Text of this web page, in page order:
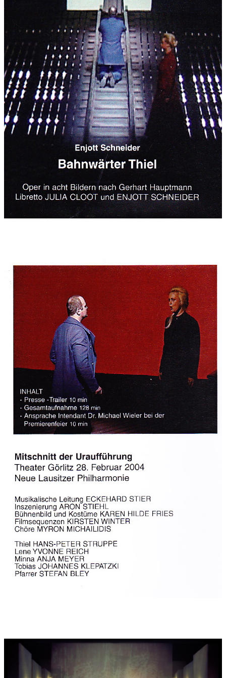
VII/1: Thiels Wahn und Verzweiflung (Thiel, Minna)
VII/2: Tobias ist tot. Übergabe des Leichnams (Tutti)
VII/3: Thiel ohnmächtig im Krankenbett (Thiel, Lene)
Tableau symphonique Nr. 8 ("Mondnacht")
8. Bild:
VIII/1: Lene und ihr Kind ermordet! (Pfarrer, Chor)VIII/2: Thiel
auf den Schienen - irr geworden (Thiel, Chor)VIII/3: Thiel in der
Irrenanstalt (Thiel, 2 Wärter, Chor)
Dauer:145 Minuten
Notenausgabe:Schott Musik International , 51 289 , 2003
Besetzung:Thiele: hoher Bariton
Lene: dramatischer Sopran
Minna: lyrischer Sopran
Tobias: Kind (Sprech- und Volksliedstimme)
Dorfleute, Gendarmerie, Anstaltswärter:
Frau 1: Alt
Frau 2: Mezzosopran
Mann 1: Tenor
Mann 2: Bariton
großes Streichorchester
-------------------------------------------------------
Dazu ad libitum: Projektionen von bewegtem und stehendem
Bild (Zuspiel DVD mit Originalsequenzen der
Experimentalfilmerin Kirsten Winter über Schott International
erhältlich); sowie ad libitum Zuspielung von Sounddesign
(Atmospähren, Geräuschen u.a.)
Vorwort:Szenische Anmerkungen
Die Oper benötigt eigentlich nur drei angedeutete Spielstätten
auf der Bühne:
- vor/in Kirche (vor der Kirche wäre der Friedhof)
- vor/in Bahnwärterhäuschen (vor dem Häuschen wären
Schienen, Schranke, Acker)
- vor/in Thiels Wohnung (vor der Wohnung wäre "das Dorf")
Wichtig ist eine großflächige Projektionsmöglichkeit auf der
Bühne, um die Naturvisionen während der "tableaux
symphoniques" und auch den Bereich des
Bahnwärterhäuschens mit endlosen Schienen, endlosem Wald
und der Spinne von Telegraphendrähten visualisieren zu
Zur Einfühlung für Darsteller, Regie, Ausstattung, Kostüme
werden die Personencharakterisierungen in der urtextlichen
Schilderung der novellistischen Studie von Gerhart Hauptmann
gegeben:
Thiel: herkulische Gestalt,sprach in schleppendem Zeitmaß, der
leise und kühle Ton seiner Rede, unverwüstliches Phlegma,
kindgut und nachgiebiges Wesen, mit seinem verrosteten Bass,
erdfarbenes Gesicht,
Lene: dickes und starkes Frauenzimmer, harte herrschsüchtige
Gemütsart, Zanksucht, brutale Leidenschaftlichkeit, ein Tier, das
Mensch, Macht roher Triebe, mit keuchender,
schweißtropfender Brust stillend,
das junge, zarte Weib, ihr hohlwangiges, feines Gesicht, recht
erbarmungswürdigen Eindruck, verängstigt in einer
Ecke,blaue, tiefliegende Augen, Mundwinkel mit kläglichem
Lächeln, liebes, hilfloses Geschöpf, rotwangig
-------------------
Zur Sprachgestaltung des "Bahnwärter Thiel"